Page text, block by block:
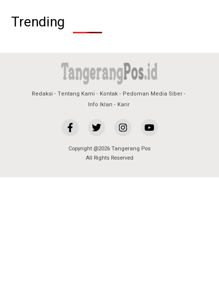
Trending
Redaksi Tentang Kami Kontak
Pedoman Media Siber
Info Iklan
Karir
Copyright @2026 Tangerang Pos
All Rights Reserved